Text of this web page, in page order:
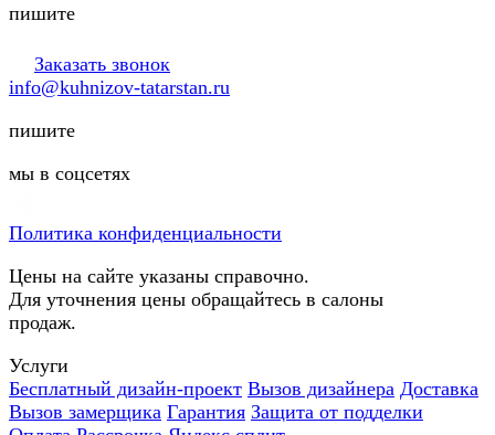
пишите
Заказать звонок
info@kuhnizov-tatarstan.ru
пишите
мы в соцсетях
Политика конфиденциальности
Цены на сайте указаны справочно.
Для уточнения цены обращайтесь в салоны
продаж.
Услуги
Бесплатный дизайн-проект Вызов дизайнера Доставка
Вызов замерщика Гарантия Защита от подделки